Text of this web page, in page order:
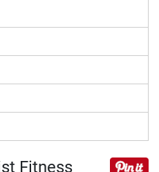
Fitness